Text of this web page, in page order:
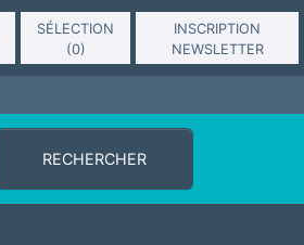
SÉLECTION
(0)
INSCRIPTION
NEWSLETTER
RECHERCHER